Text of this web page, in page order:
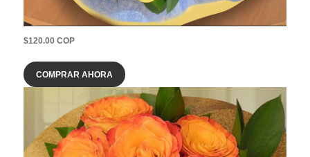
$120.00 COP
COMPRAR AHORA